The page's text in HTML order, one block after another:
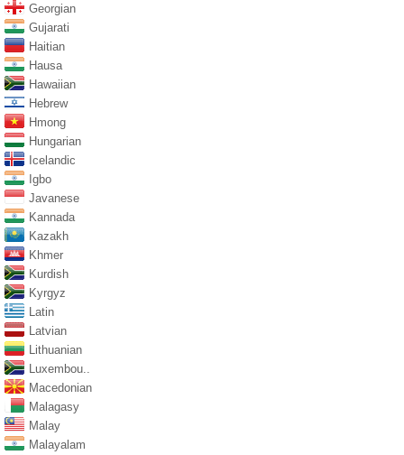
Georgian
Gujarati
Haitian
Hausa
Hawaiian
Hebrew
Hmong
Hungarian
Icelandic
Igbo
Javanese
Kannada
Kazakh
Khmer
Kurdish
Kyrgyz
Latin
Latvian
Lithuanian
Luxembou..
Macedonian
Malagasy
Malay
Malayalam